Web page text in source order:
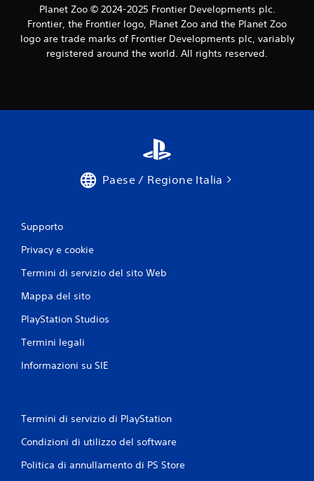
Planet Zoo © 2024-2025 Frontier Developments plc.
Frontier, the Frontier logo, Planet Zoo and the Planet Zoo
logo are trade marks of Frontier Developments plc, variably
registered around the world. All rights reserved.
Paese / Regione Italia
Supporto
Privacy e cookie
Termini di servizio del sito Web
Mappa del sito
PlayStation Studios
Termini legali
Informazioni su SIE
Termini di servizio di PlayStation
Condizioni di utilizzo del software
Politica di annullamento di PS Store